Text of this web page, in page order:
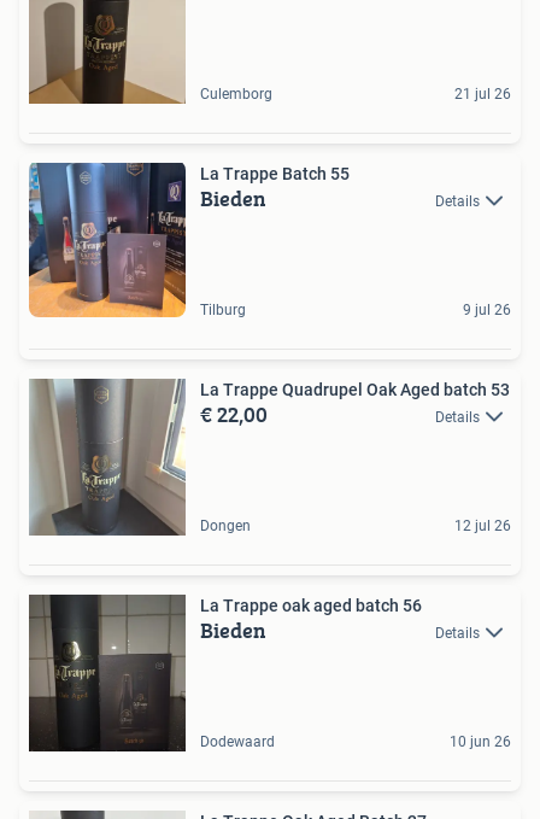
Culemborg 21 jul 26
La Trappe Batch 55
Bieden Details
Tilburg 9 jul 26
La Trappe Quadrupel Oak Aged batch 53
€ 22,00 Details
Dongen 12 jul 26
La Trappe oak aged batch 56
Bieden Details
Dodewaard 10 jun 26